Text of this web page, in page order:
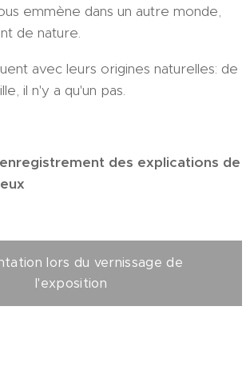
emmène dans un autre monde,
de nature.
avec leurs origines naturelles: de
il n'y a qu'un pas.
des explications de
lors du vernissage de
l'exposition